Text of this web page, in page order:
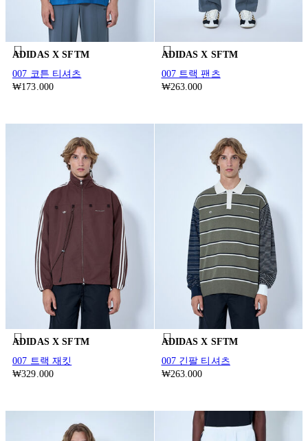
ADIDAS X SFTM
007 코튼 티셔츠
₩173.000
ADIDAS X SFTM
007 트랙 팬츠
₩263.000
ADIDAS X SFTM
007 트랙 재킷
₩329.000
ADIDAS X SFTM
007 긴팔 티셔츠
₩263.000